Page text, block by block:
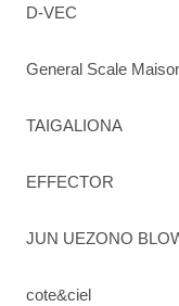
D-VEC
General Scale
TAIGALIONA
EFFECTOR
JUN UEZONO
cote&ciel